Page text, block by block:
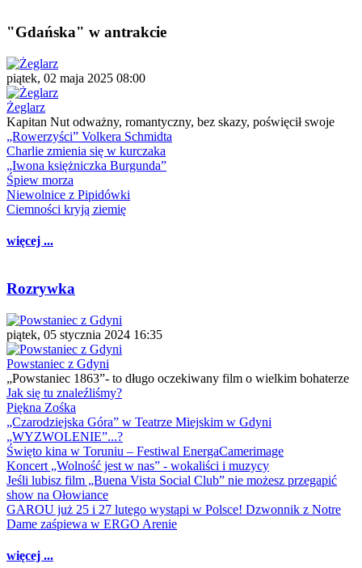
"Gdańska" w antrakcie
piątek, 02 maja 2025 08:00
Żeglarz
Kapitan Nut odważny, romantyczny, bez skazy, poświęcił swoje
„Rowerzyści” Volkera Schmidta
Charlie zmienia się w kurczaka
„Iwona księżniczka Burgunda”
Śpiew morza
Niewolnice z Pipidówki
Ciemności kryją ziemię
więcej ...
Rozrywka
piątek, 05 stycznia 2024 16:35
Powstaniec z Gdyni
„Powstaniec 1863”- to długo oczekiwany film o wielkim bohaterze
Jak się tu znaleźliśmy?
Piękna Zośka
„Czarodziejska Góra” w Teatrze Miejskim w Gdyni
„WYZWOLENIE”...?
Święto kina w Toruniu – Festiwal EnergaCamerimage
Koncert „Wolność jest w nas” - wokaliści i muzycy
Jeśli lubisz film „Buena Vista Social Club” nie możesz przegapić
show na Ołowiance
GAROU już 25 i 27 lutego wystąpi w Polsce! Dzwonnik z Notre
Dame zaśpiewa w ERGO Arenie
więcej ...